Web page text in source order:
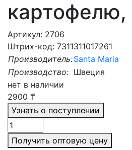
картофелю,
Артикул: 2706
Штрих-код: 7311311017261
Производитель:Santa Maria
Производство: Швеция
нет в наличии
2900 ₸
Узнать о поступлении
Получить оптовую цену